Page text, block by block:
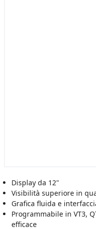
Display da 12"
Visibilità superiore in
Grafica fluida e
Programmabile in VT3,
efficace